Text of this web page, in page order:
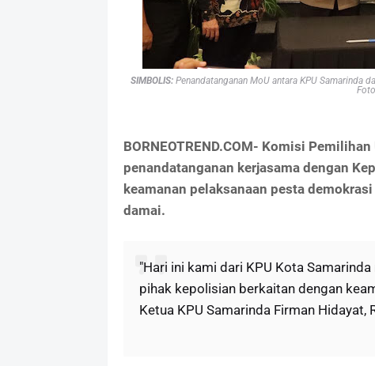
SIMBOLIS:Penandatanganan MoU antara KPU Samarinda
BORNEOTREND.COM- Komisi
penandatanganan kerjasama dengan
keamanan pelaksanaan pesta
damai.
"Hari ini kami dari KPU Kota
pihak kepolisian berkaitan dengan
Ketua KPU Samarinda Firman